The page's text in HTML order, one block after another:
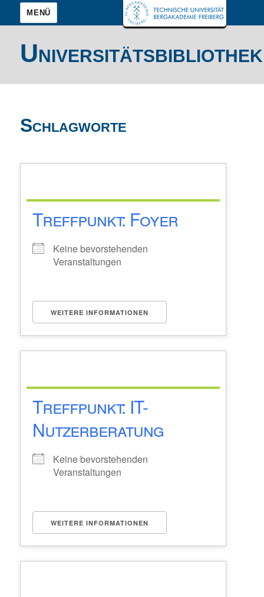
MENÜ
Universitätsbibliothek
Schlagworte
Treffpunkt: Foyer
Keine bevorstehenden
Veranstaltungen
WEITERE INFORMATIONEN
Treffpunkt: IT-
Nutzerberatung
Keine bevorstehenden
Veranstaltungen
WEITERE INFORMATIONEN